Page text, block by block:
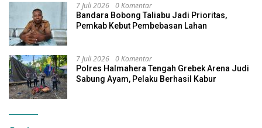
7 Juli 2026 0 Komentar
Bandara Bobong Taliabu Jadi Prioritas,
Pemkab Kebut Pembebasan Lahan
7 Juli 2026 0 Komentar
Polres Halmahera Tengah Grebek Arena Judi
Sabung Ayam, Pelaku Berhasil Kabur